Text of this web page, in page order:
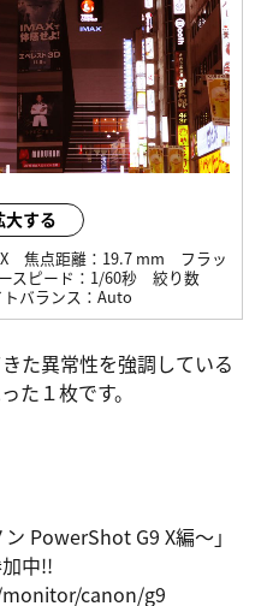
大する
焦点距離： 19.7 mm
フラッ
スピード： 1/60秒
絞り数
バランス： Auto
た異常性を強調している
た１枚です。
PowerShot G9 X編～」
中!!
r/canon/g9